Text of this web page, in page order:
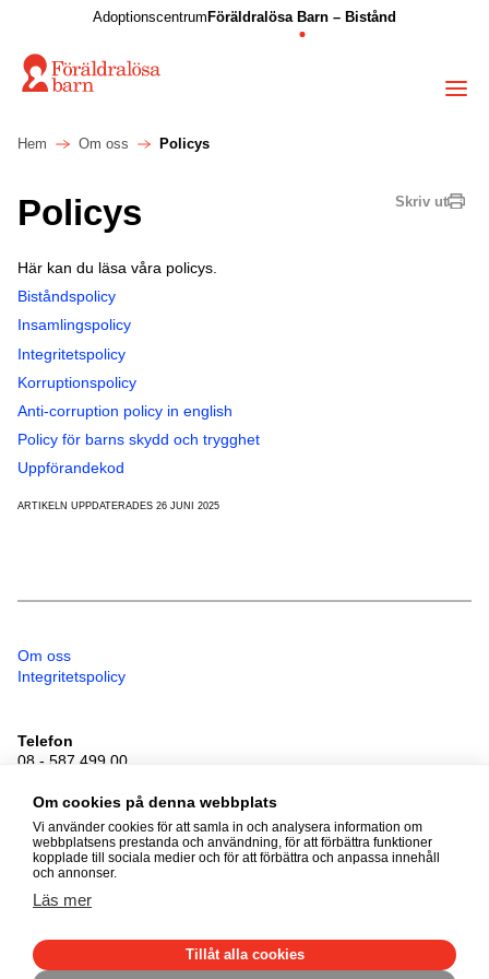
Adoptionscentrum Föräldralösa Barn – Bistånd
Hem Om oss Policys
Skriv ut
Policys
Här kan du läsa våra policys.
Biståndspolicy
Insamlingspolicy
Integritetspolicy
Korruptionspolicy
Anti-corruption policy in english
Policy för barns skydd och trygghet
Uppförandekod
ARTIKELN UPPDATERADES 26 JUNI 2025
Om oss
Integritetspolicy
Telefon
08 - 587 499 00
Sveavägen 41
111 34 Stockholm
Alla rättigheter förbehållna
Om cookies på denna webbplats
Vi använder cookies för att samla in och analysera information om
webbplatsens prestanda och användning, för att förbättra funktioner
kopplade till sociala medier och för att förbättra och anpassa innehåll
och annonser.
Läs mer
Tillåt alla cookies